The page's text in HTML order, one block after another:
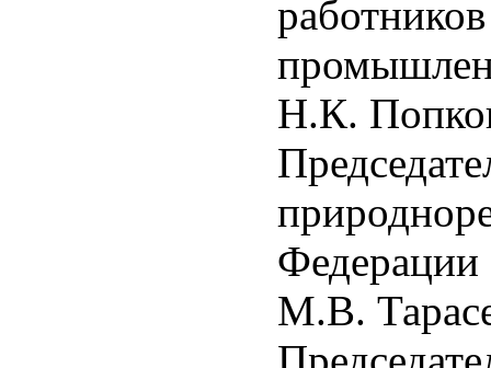
Н.К.
Федерации
М.В.